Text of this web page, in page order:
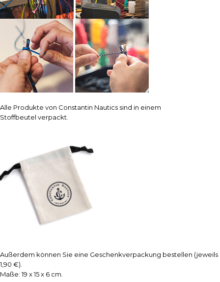
Alle Produkte von Constantin Nautics sind in einem
Stoffbeutel verpackt.
Außerdem können Sie eine Geschenkverpackung bestellen (jeweils
1,90 €).
Maße: 19 x 15 x 6 cm.